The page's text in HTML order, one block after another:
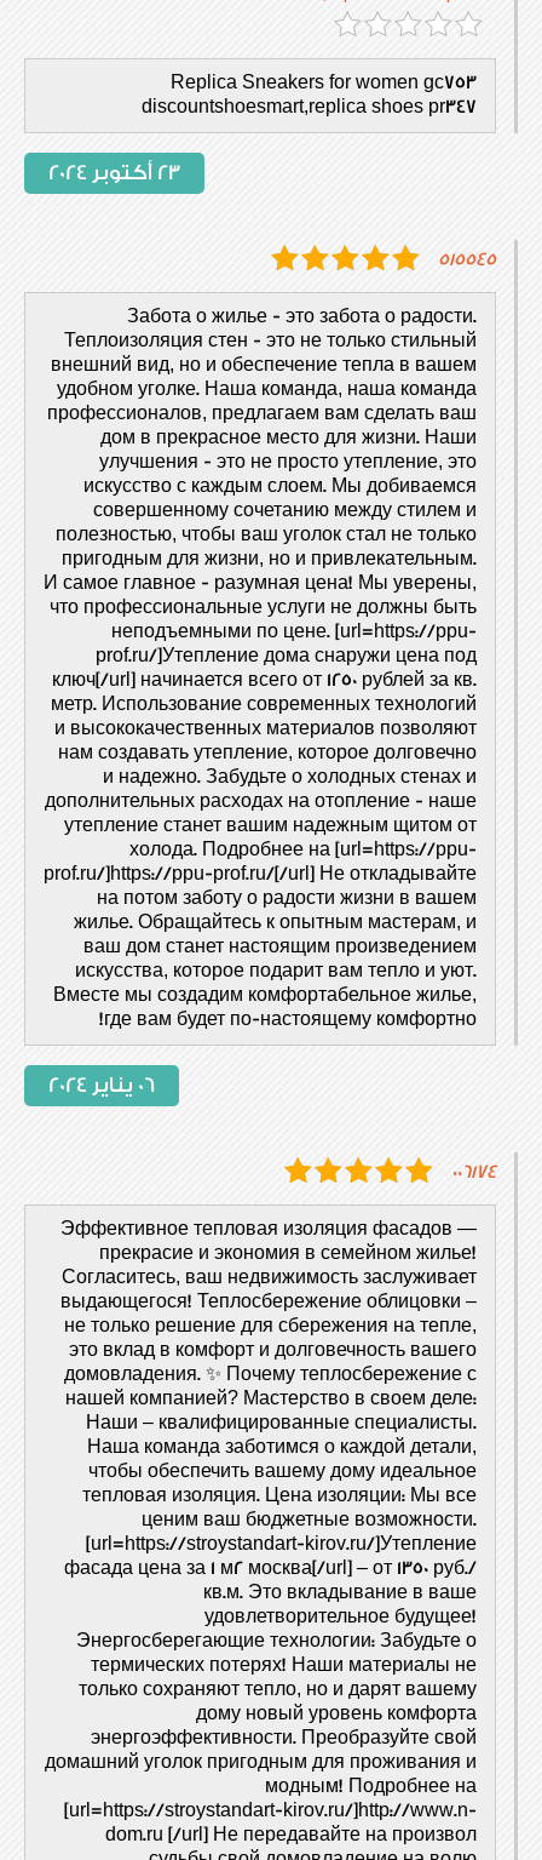
Replica Sneakers for women gc753
discountshoesmart,replica shoes pr347
23 أكتوبر 2024
515545
Забота о жилье - это забота о радости.
Теплоизоляция стен - это не только стильный
внешний вид, но и обеспечение тепла в вашем
удобном уголке. Наша команда, наша команда
профессионалов, предлагаем вам сделать ваш
дом в прекрасное место для жизни. Наши
улучшения - это не просто утепление, это
искусство с каждым слоем. Мы добиваемся
совершенному сочетанию между стилем и
полезностью, чтобы ваш уголок стал не только
пригодным для жизни, но и привлекательным.
И самое главное - разумная цена! Мы уверены,
что профессиональные услуги не должны быть
неподъемными по цене. [url=https://ppu-
prof.ru/]Утепление дома снаружи цена под
ключ[/url] начинается всего от 1250 рублей за кв.
метр. Использование современных технологий
и высококачественных материалов позволяют
нам создавать утепление, которое долговечно
и надежно. Забудьте о холодных стенах и
дополнительных расходах на отопление - наше
утепление станет вашим надежным щитом от
холода. Подробнее на [url=https://ppu-
prof.ru/]https://ppu-prof.ru/[/url] Не откладывайте
на потом заботу о радости жизни в вашем
жилье. Обращайтесь к опытным мастерам, и
ваш дом станет настоящим произведением
искусства, которое подарит вам тепло и уют.
Вместе мы создадим комфортабельное жилье,
где вам будет по-настоящему комфортно!
06 يناير 2024
006174
Эффективное тепловая изоляция фасадов —
прекрасие и экономия в семейном жилье!
Согласитесь, ваш недвижимость заслуживает
выдающегося! Теплосбережение облицовки –
не только решение для сбережения на тепле,
это вклад в комфорт и долговечность вашего
домовладения. ✨ Почему теплосбережение с
нашей компанией? Мастерство в своем деле:
Наши – квалифицированные специалисты.
Наша команда заботимся о каждой детали,
чтобы обеспечить вашему дому идеальное
тепловая изоляция. Цена изоляции: Мы все
ценим ваш бюджетные возможности.
[url=https://stroystandart-kirov.ru/]Утепление
фасада цена за 1 м2 москва[/url] – от 1350 руб./
кв.м. Это вкладывание в ваше
удовлетворительное будущее!
Энергосберегающие технологии: Забудьте о
термических потерях! Наши материалы не
только сохраняют тепло, но и дарят вашему
дому новый уровень комфорта
энергоэффективности. Преобразуйте свой
домашний уголок пригодным для проживания и
модным! Подробнее на
[url=https://stroystandart-kirov.ru/]http://www.n-
dom.ru [/url] Не передавайте на произвол